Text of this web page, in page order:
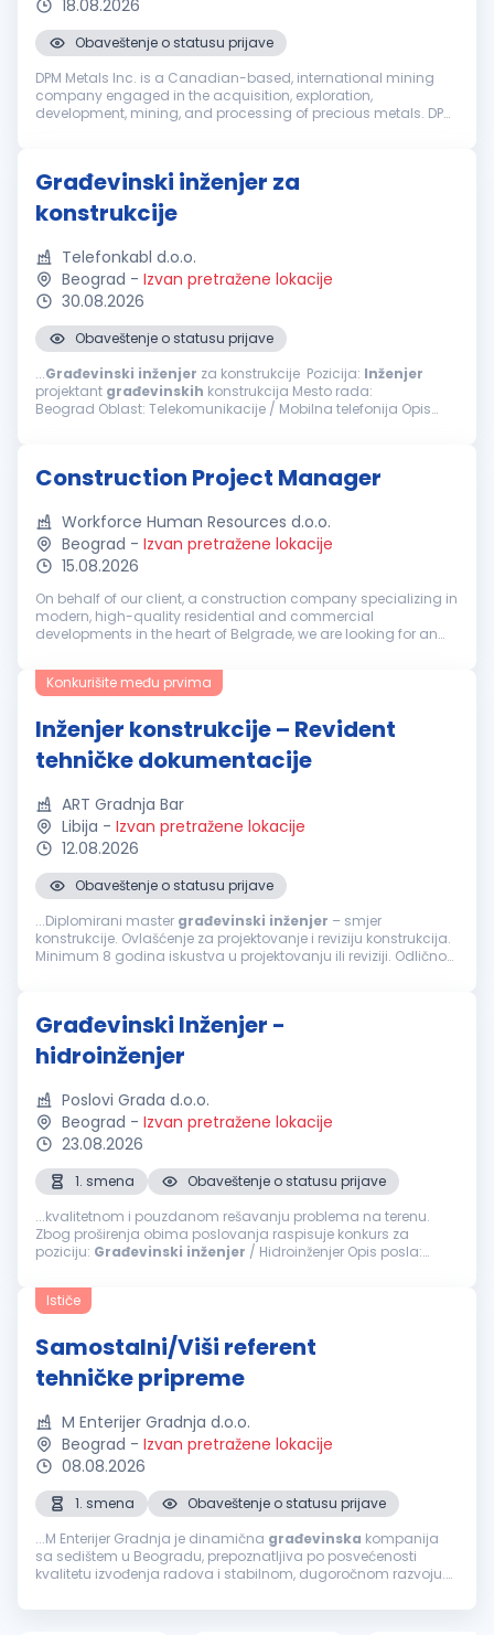
18.08.2026
Obaveštenje o statusu prijave
DPM Metals Inc. is a Canadian-based, international mining
company engaged in the acquisition, exploration,
development, mining, and processing of precious metals. DPM
Građevinski inženjer za
konstrukcije
Telefonkabl d.o.o.
Beograd - Izvan pretražene lokacije
30.08.2026
Obaveštenje o statusu prijave
...Građevinski inženjer za konstrukcije Pozicija: Inženjer
projektant građevinskih konstrukcija Mesto rada:
Beograd Oblast: Telekomunikacije / Mobilna telefonija Opis
Construction Project Manager
Workforce Human Resources d.o.o.
Beograd - Izvan pretražene lokacije
15.08.2026
On behalf of our client, a construction company specializing in
modern, high-quality residential and commercial
developments in the heart of Belgrade, we are looking for an
fast-growing or...
Konkurišite među prvima
Inženjer konstrukcije – Revident
tehničke dokumentacije
ART Gradnja Bar
Libija - Izvan pretražene lokacije
12.08.2026
Obaveštenje o statusu prijave
...Diplomirani master građevinski inženjer – smjer
konstrukcije. Ovlašćenje za projektovanje i reviziju konstrukcija.
Minimum 8 godina iskustva u projektovanju ili reviziji. Odlično
Građevinski Inženjer -
hidroinženjer
Poslovi Grada d.o.o.
Beograd - Izvan pretražene lokacije
23.08.2026
1. smena
Obaveštenje o statusu prijave
...kvalitetnom i pouzdanom rešavanju problema na terenu.
Zbog proširenja obima poslovanja raspisuje konkurs za
poziciju: Građevinski inženjer / Hidroinženjer Opis posla:
Koordinacija terenskih ekipa...
Ističe
Samostalni/Viši referent
tehničke pripreme
M Enterijer Gradnja d.o.o.
Beograd - Izvan pretražene lokacije
08.08.2026
1. smena
Obaveštenje o statusu prijave
...M Enterijer Gradnja je dinamična građevinska kompanija
sa sedištem u Beogradu, prepoznatljiva po posvećenosti
kvalitetu izvođenja radova i stabilnom, dugoročnom razvoju.
kolegu/koleginicu...